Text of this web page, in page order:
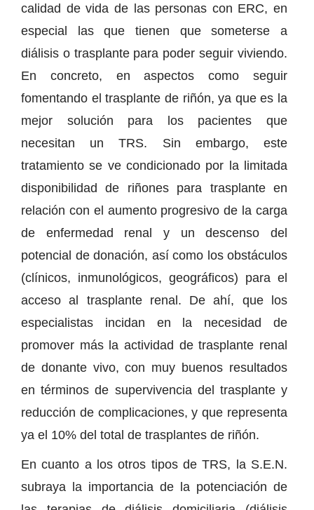
calidad de vida de las personas con ERC, en
especial las que tienen que someterse a
diálisis o trasplante para poder seguir viviendo.
En concreto, en aspectos como seguir
fomentando el trasplante de riñón, ya que es la
mejor solución para los pacientes que
necesitan un TRS. Sin embargo, este
tratamiento se ve condicionado por la limitada
disponibilidad de riñones para trasplante en
relación con el aumento progresivo de la carga
de enfermedad renal y un descenso del
potencial de donación, así como los obstáculos
(clínicos, inmunológicos, geográficos) para el
acceso al trasplante renal. De ahí, que los
especialistas incidan en la necesidad de
promover más la actividad de trasplante renal
de donante vivo, con muy buenos resultados
en términos de supervivencia del trasplante y
reducción de complicaciones, y que representa
ya el 10% del total de trasplantes de riñón.
En cuanto a los otros tipos de TRS, la S.E.N.
subraya la importancia de la potenciación de